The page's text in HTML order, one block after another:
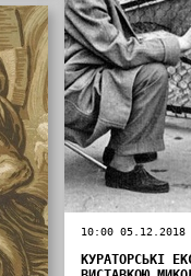
10:00 05.12.2018
КУРАТОРСЬКІ